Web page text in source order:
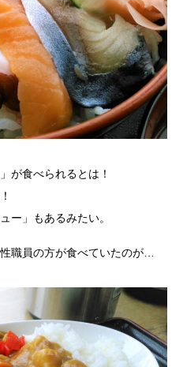
が食べられるとは！
ー」もあるみたい。
職員の方が食べていたのが…